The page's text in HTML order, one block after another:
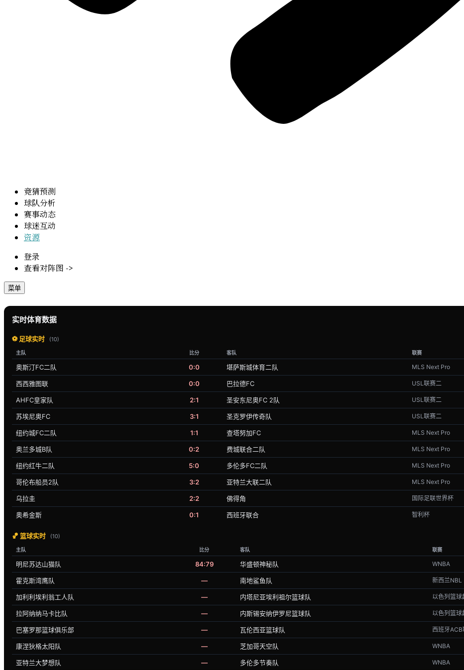
竞猜预测
球队分析
赛事动态
球迷互动
资源
登录
查看对阵图 ->
菜单
实时体育数据
⚽ 足球实时 (10)
主队 比分 客队 联赛
奥斯汀FC二队 0:0 堪萨斯城体育二队 MLS Next Pro
西西雅图联 0:0 巴拉德FC USL联赛二
AHFC皇家队 2:1 圣安东尼奥FC 2队 USL联赛二
苏埃尼奥FC 3:1 圣克罗伊传奇队 USL联赛二
纽约城FC二队 1:1 查塔努加FC MLS Next Pro
奥兰多城B队 0:2 费城联合二队 MLS Next Pro
纽约红牛二队 5:0 多伦多FC二队 MLS Next Pro
哥伦布船员2队 3:2 亚特兰大联二队 MLS Next Pro
乌拉圭 2:2 佛得角 国际足联世界杯
奥希金斯 0:1 西班牙联合 智利杯
🏀 篮球实时 (10)
主队 比分 客队 联赛
明尼苏达山猫队 84:79 华盛顿神秘队 WNBA
霍克斯湾鹰队 — 南地鲨鱼队 新西兰NBL
加利利埃利翁工人队 — 内塔尼亚埃利祖尔篮球队 以色列篮球
拉阿纳纳马卡比队 — 内斯锡安纳伊罗尼篮球队 以色列篮球
巴塞罗那篮球俱乐部 — 瓦伦西亚篮球队 西班牙ACB
康涅狄格太阳队 — 芝加哥天空队 WNBA
亚特兰大梦想队 — 多伦多节奏队 WNBA